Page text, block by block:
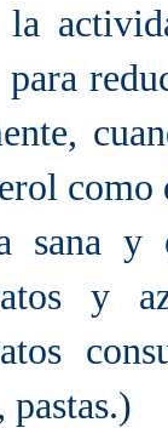
la
sana y
y
pastas.)